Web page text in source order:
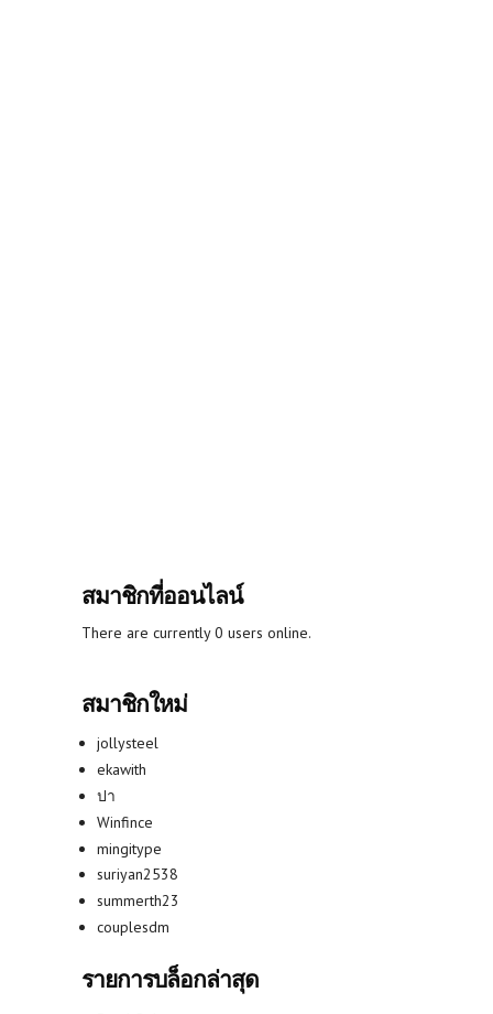
สมาชิกที่ออนไลน์
There are currently 0 users online.
สมาชิกใหม่
jollysteel
ekawith
ปา
Winfince
mingitype
suriyan2538
summerth23
couplesdm
รายการบล็อกล่าสุด